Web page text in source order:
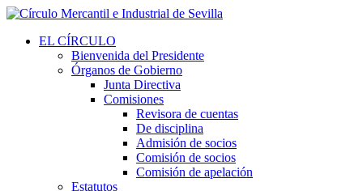
EL CÍRCULO
Bienvenida del Presidente
Órganos de Gobierno
Junta Directiva
Comisiones
Revisora de cuentas
De disciplina
Admisión de socios
Comisión de socios
Comisión de apelación
Estatutos